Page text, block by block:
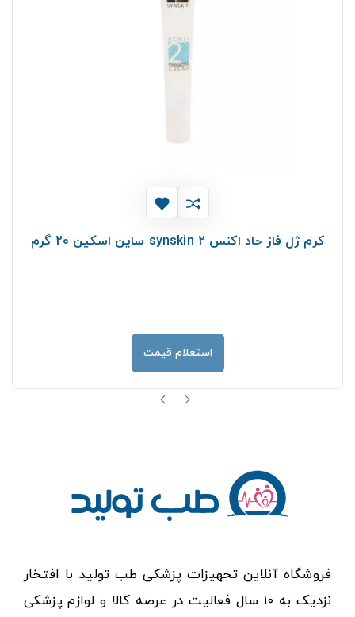
کرم ژل فاز حاد اکنس 2 synskin ساین اسکین 20 گرم
استعلام قیمت
فروشگاه آنلاین تجهیزات پزشکی طب تولید با افتخار
نزدیک به ۱۰ سال فعالیت در عرصه کالا و لوازم پزشکی